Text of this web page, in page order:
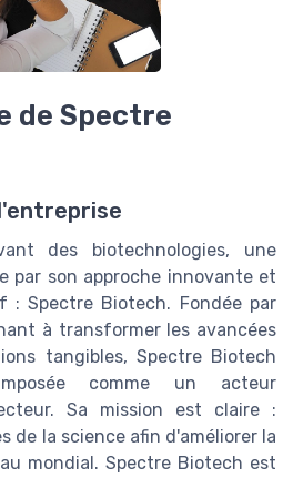
de Spectre
des biotechnologies, une
par son approche innovante et
: Spectre Biotech. Fondée par
à transformer les avancées
tangibles, Spectre Biotech
comme un acteur
Sa mission est claire :
de la science afin d'améliorer la
mondial. Spectre Biotech est